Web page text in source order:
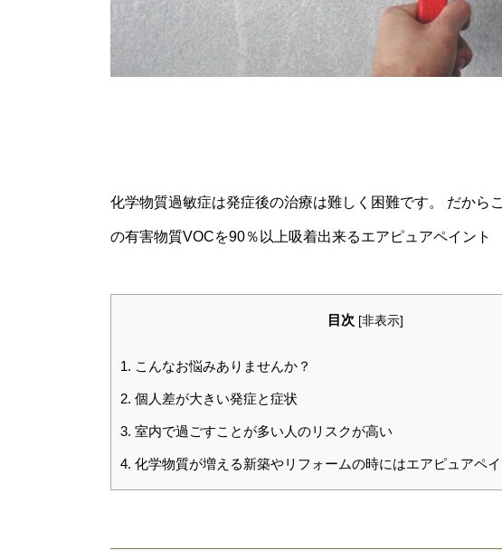
化学物質過敏症は発症後の治療は難しく困難です。 だから
の有害物質VOCを90％以上吸着出来るエアピュアペイント
目次 [非表示]
1. こんなお悩みありませんか？
2. 個人差が大きい発症と症状
3. 室内で過ごすことが多い人のリスクが高い
4. 化学物質が増える新築やリフォームの時にはエアピュアペ